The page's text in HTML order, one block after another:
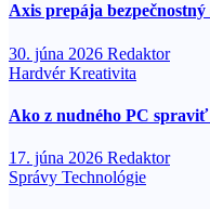
Axis prepája bezpečnostný
30. júna 2026 Redaktor
HardvérKreativita
Ako z nudného PC spraviť
17. júna 2026 Redaktor
Správy Technológie